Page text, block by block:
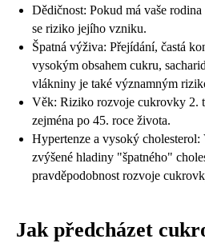
Dědičnost: Pokud má vaše
se riziko jejího vzniku.
Špatná výživa: Přejídání, častá
vysokým obsahem cukru,
vlákniny je také významným
Věk: Riziko rozvoje cukrovky 2.
zejména po 45. roce života.
Hypertenze a vysoký
zvýšené hladiny "špatného"
pravděpodobnost rozvoje
Jak předcházet